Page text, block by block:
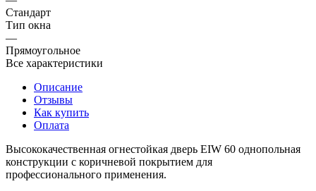
Стандарт
Тип окна
—
Прямоугольное
Все характеристики
Описание
Отзывы
Как купить
Оплата
Высококачественная огнестойкая дверь EIW 60 однопольная
конструкции с коричневой покрытием для
профессионального применения.